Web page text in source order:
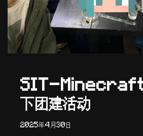
SIT-Minecraft
下团建活动
2025年4月30日